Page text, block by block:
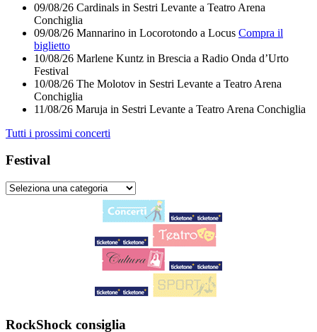
09/08/26 Cardinals in Sestri Levante a Teatro Arena
Conchiglia
09/08/26 Mannarino in Locorotondo a Locus Compra il
biglietto
10/08/26 Marlene Kuntz in Brescia a Radio Onda d’Urto
Festival
10/08/26 The Molotov in Sestri Levante a Teatro Arena
Conchiglia
11/08/26 Maruja in Sestri Levante a Teatro Arena Conchiglia
Tutti i prossimi concerti
Festival
RockShock consiglia